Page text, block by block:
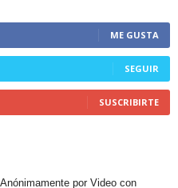
ME GUSTA
SEGUIR
SUSCRIBIRTE
por Video con